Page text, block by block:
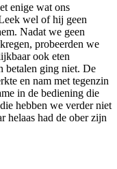
enige wat ons
wel of hij geen
Nadat we geen
probeerden we
ook eten
betalen ging niet. De
en nam met tegenzin
in de bediening die
hebben we verder niet
helaas had de ober zijn